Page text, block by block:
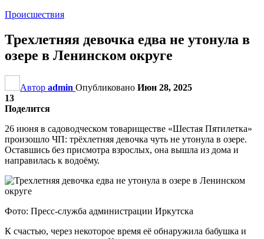
Происшествия
Трехлетняя девочка едва не утонула в
озере в Ленинском округе
Автор admin Опубликовано Июн 28, 2025
13
Поделится
26 июня в садоводческом товариществе «Шестая Пятилетка»
произошло ЧП: трёхлетняя девочка чуть не утонула в озере.
Оставшись без присмотра взрослых, она вышла из дома и
направилась к водоёму.
Фото: Пресс-служба администрации Иркутска
К счастью, через некоторое время её обнаружила бабушка и